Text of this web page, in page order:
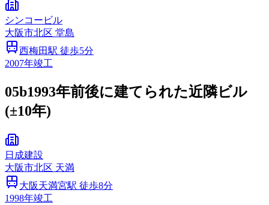
シンコービル
大阪市北区 堂島
西梅田駅 徒歩5分
2007年竣工
05b1993年前後に建てられた近隣ビル
(±10年)
日成建設
大阪市北区 天満
大阪天満宮駅 徒歩8分
1998年竣工